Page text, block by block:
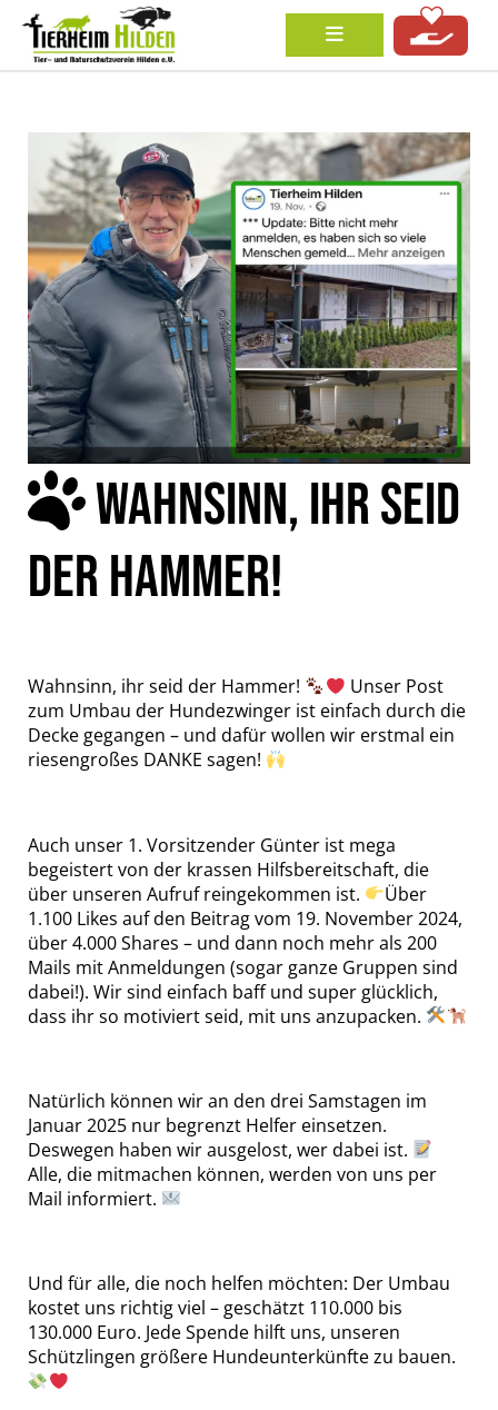
WAHNSINN, IHR SEID
DER HAMMER!
Wahnsinn, ihr seid der Hammer!
Unser Post
zum Umbau der Hundezwinger ist einfach durch die
Decke gegangen – und dafür wollen wir erstmal ein
riesengroßes DANKE sagen!
Auch unser 1. Vorsitzender Günter ist mega
begeistert von der krassen Hilfsbereitschaft, die
über unseren Aufruf reingekommen ist.
Über
1.100 Likes auf den Beitrag vom 19. November 2024,
über 4.000 Shares – und dann noch mehr als 200
Mails mit Anmeldungen (sogar ganze Gruppen sind
dabei!). Wir sind einfach baff und super glücklich,
dass ihr so motiviert seid, mit uns anzupacken.
Natürlich können wir an den drei Samstagen im
Januar 2025 nur begrenzt Helfer einsetzen.
Deswegen haben wir ausgelost, wer dabei ist.
Alle, die mitmachen können, werden von uns per
Mail informiert.
Und für alle, die noch helfen möchten: Der Umbau
kostet uns richtig viel – geschätzt 110.000 bis
130.000 Euro. Jede Spende hilft uns, unseren
Schützlingen größere Hundeunterkünfte zu bauen.